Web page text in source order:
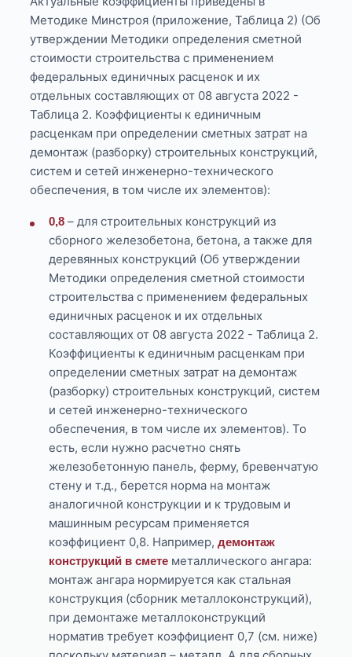
Методике Минстроя (приложение, Таблица 2) (Об
утверждении Методики определения сметной
стоимости строительства с применением
федеральных единичных расценок и их
отдельных составляющих от 08 августа 2022 -
Таблица 2. Коэффициенты к единичным
расценкам при определении сметных затрат на
демонтаж (разборку) строительных конструкций,
систем и сетей инженерно-технического
обеспечения, в том числе их элементов):
0,8 – для строительных конструкций из
сборного железобетона, бетона, а также для
деревянных конструкций (Об утверждении
Методики определения сметной стоимости
строительства с применением федеральных
единичных расценок и их отдельных
составляющих от 08 августа 2022 - Таблица 2.
Коэффициенты к единичным расценкам при
определении сметных затрат на демонтаж
(разборку) строительных конструкций, систем
и сетей инженерно-технического
обеспечения, в том числе их элементов). То
есть, если нужно расчетно снять
железобетонную панель, ферму, бревенчатую
стену и т.д., берется норма на монтаж
аналогичной конструкции и к трудовым и
машинным ресурсам применяется
коэффициент 0,8. Например,демонтаж
конструкций в смете металлического ангара:
монтаж ангара нормируется как стальная
конструкция (сборник металлоконструкций),
при демонтаже металлоконструкций
норматив требует коэффициент 0,7 (см. ниже)